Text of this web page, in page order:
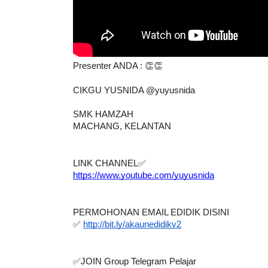
Presenter ANDA : 👏👏
CIKGU YUSNIDA @yuyusnida
SMK HAMZAH
MACHANG, KELANTAN
LINK CHANNEL✅
https://www.youtube.com/yuyusnida
PERMOHONAN EMAIL EDIDIK DISINI
✅ http://bit.ly/akaunedidikv2
✅JOIN Group Telegram Pelajar
Sejarah Tingkatan 4
Unknown 9 hari yang lalu